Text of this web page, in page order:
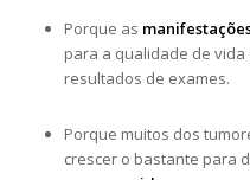
Porque as
para a qualidade de
resultados de exames.
Porque muitos dos
crescer o bastante para